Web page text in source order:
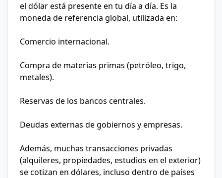
el dólar está presente en tu día a día. Es la
moneda de referencia global, utilizada en:
Comercio internacional.
Compra de materias primas (petróleo, trigo,
metales).
Reservas de los bancos centrales.
Deudas externas de gobiernos y empresas.
Además, muchas transacciones privadas
(alquileres, propiedades, estudios en el exterior)
se cotizan en dólares, incluso dentro de países